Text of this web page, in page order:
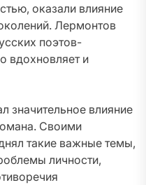
оказали влияние
Лермонтов
поэтов-
вдохновляет и
значительное влияние
Своими
такие важные темы,
личности,